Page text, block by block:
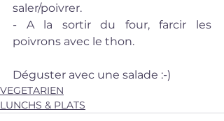
saler/poivrer.
- A la sortir du four, farcir les
poivrons avec le thon.
Déguster avec une salade :-)
VEGETARIEN
LUNCHS & PLATS